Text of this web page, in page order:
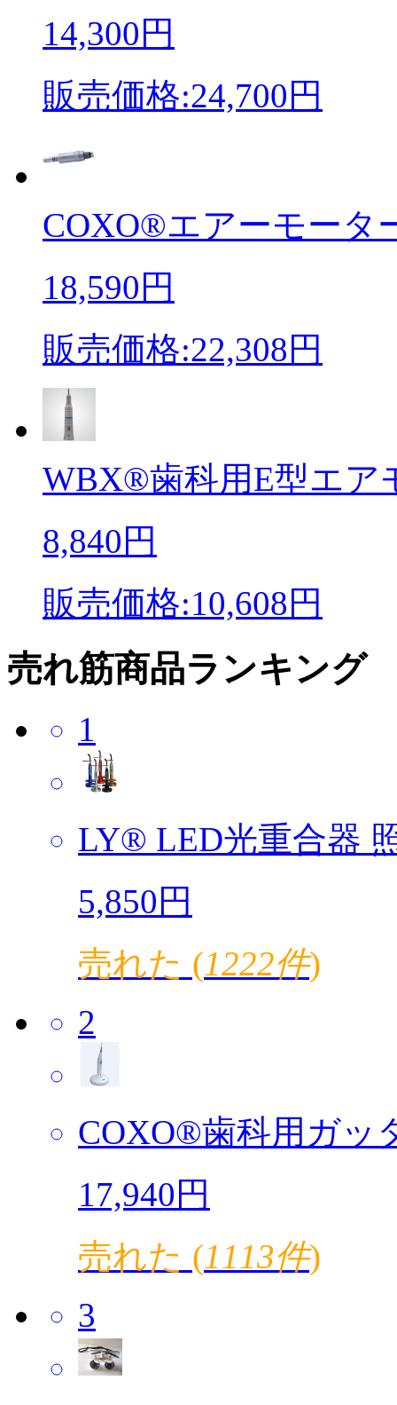
14,300円
販売価格:24,700円
COXO®エアーモータ
18,590円
販売価格:22,308円
WBX®歯科用E型エ
8,840円
販売価格:10,608円
売れ筋商品ランキング
1
LY® LED光重合器
5,850円
売れた (1222件)
2
COXO®歯科用ガッ
17,940円
売れた (1113件)
3